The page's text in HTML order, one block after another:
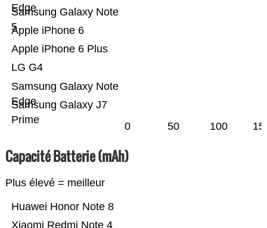
Samsung Galaxy J7
Prime
Samsung Galaxy Note
Edge
LG G4
Apple iPhone 6 Plus
Apple iPhone 6
Samsung Galaxy Note
5
Edge
0 50 100
Capacité Batterie (mAh)
Plus élevé = meilleur
Xiaomi Redmi Note 4
Huawei Honor Note 8